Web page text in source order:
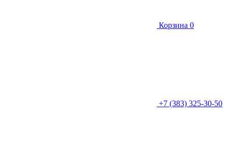
Корзина 0
+7 (383) 325-30-50